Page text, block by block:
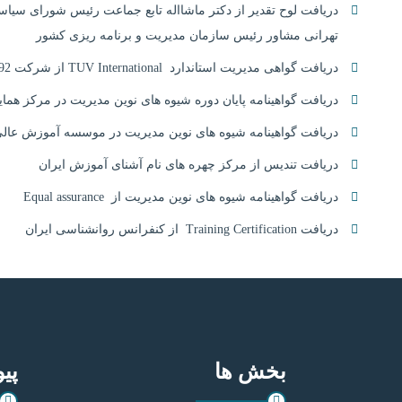
دریافت لوح تقدیر از دکتر ماشااله تابع جماعت رئیس شورای
تهرانی مشاور رئیس سازمان مدیریت و برنامه ریزی کشور
دریافت گواهی مدیریت استاندارد TUV International از شرکت ISO 10015:1992
دریافت گواهینامه پایان دوره شیوه های نوین مدیریت در مرکز
دریافت گواهینامه شیوه های نوین مدیریت در موسسه آموزش
دریافت تندیس از مرکز چهره های نام آشنای آموزش ایران
دریافت گواهینامه شیوه های نوین مدیریت از Equal assurance
دریافت Training Certification از کنفرانس روانشناسی ایران
بخش ها